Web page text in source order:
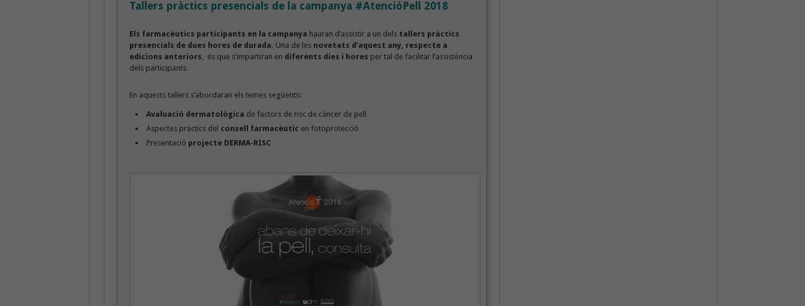
Tallers pràctics presencials de la campanya #AtencióPell 2018
Els farmacèutics participants en la campanya hauran d’assistir a un dels tallers pràctics
presencials de dues hores de durada. Una de lesnovetats d’aquest any, respecte a
edicions anteriors , és que s’impartiran en diferents dies i hores per tal de facilitar l’assistència
dels participants.
En aquests tallers s’abordaran els temes següents:
Avaluació dermatològica de factors de risc de càncer de pell
Aspectes pràctics del consell farmacèutic en fotoprotecció
Presentació projecte DERMA-RISC